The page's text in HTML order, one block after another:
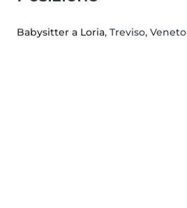
Babysitter a Loria, Treviso, Veneto